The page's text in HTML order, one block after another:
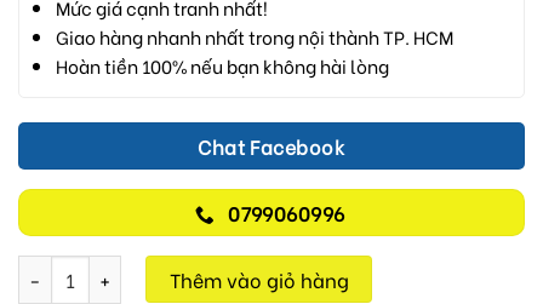
Mức giá cạnh tranh nhất!
Giao hàng nhanh nhất trong nội thành TP. HCM
Hoàn tiền 100% nếu bạn không hài lòng
Chat Facebook
0799060996
Lẵng Hoa Chúc Mừng M315 số lượng
Thêm vào giỏ hàng